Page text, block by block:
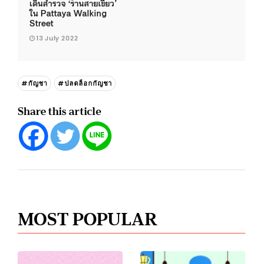
เดินสำรวจ ‘ร้านสายเขียว’
ใน Pattaya Walking
Street
13 July 2022
#กัญชา #ปลดล็อกกัญชา
Share this article
MOST POPULAR